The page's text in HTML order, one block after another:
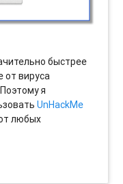
быстрее
от вируса
я
UnHackMe
любых